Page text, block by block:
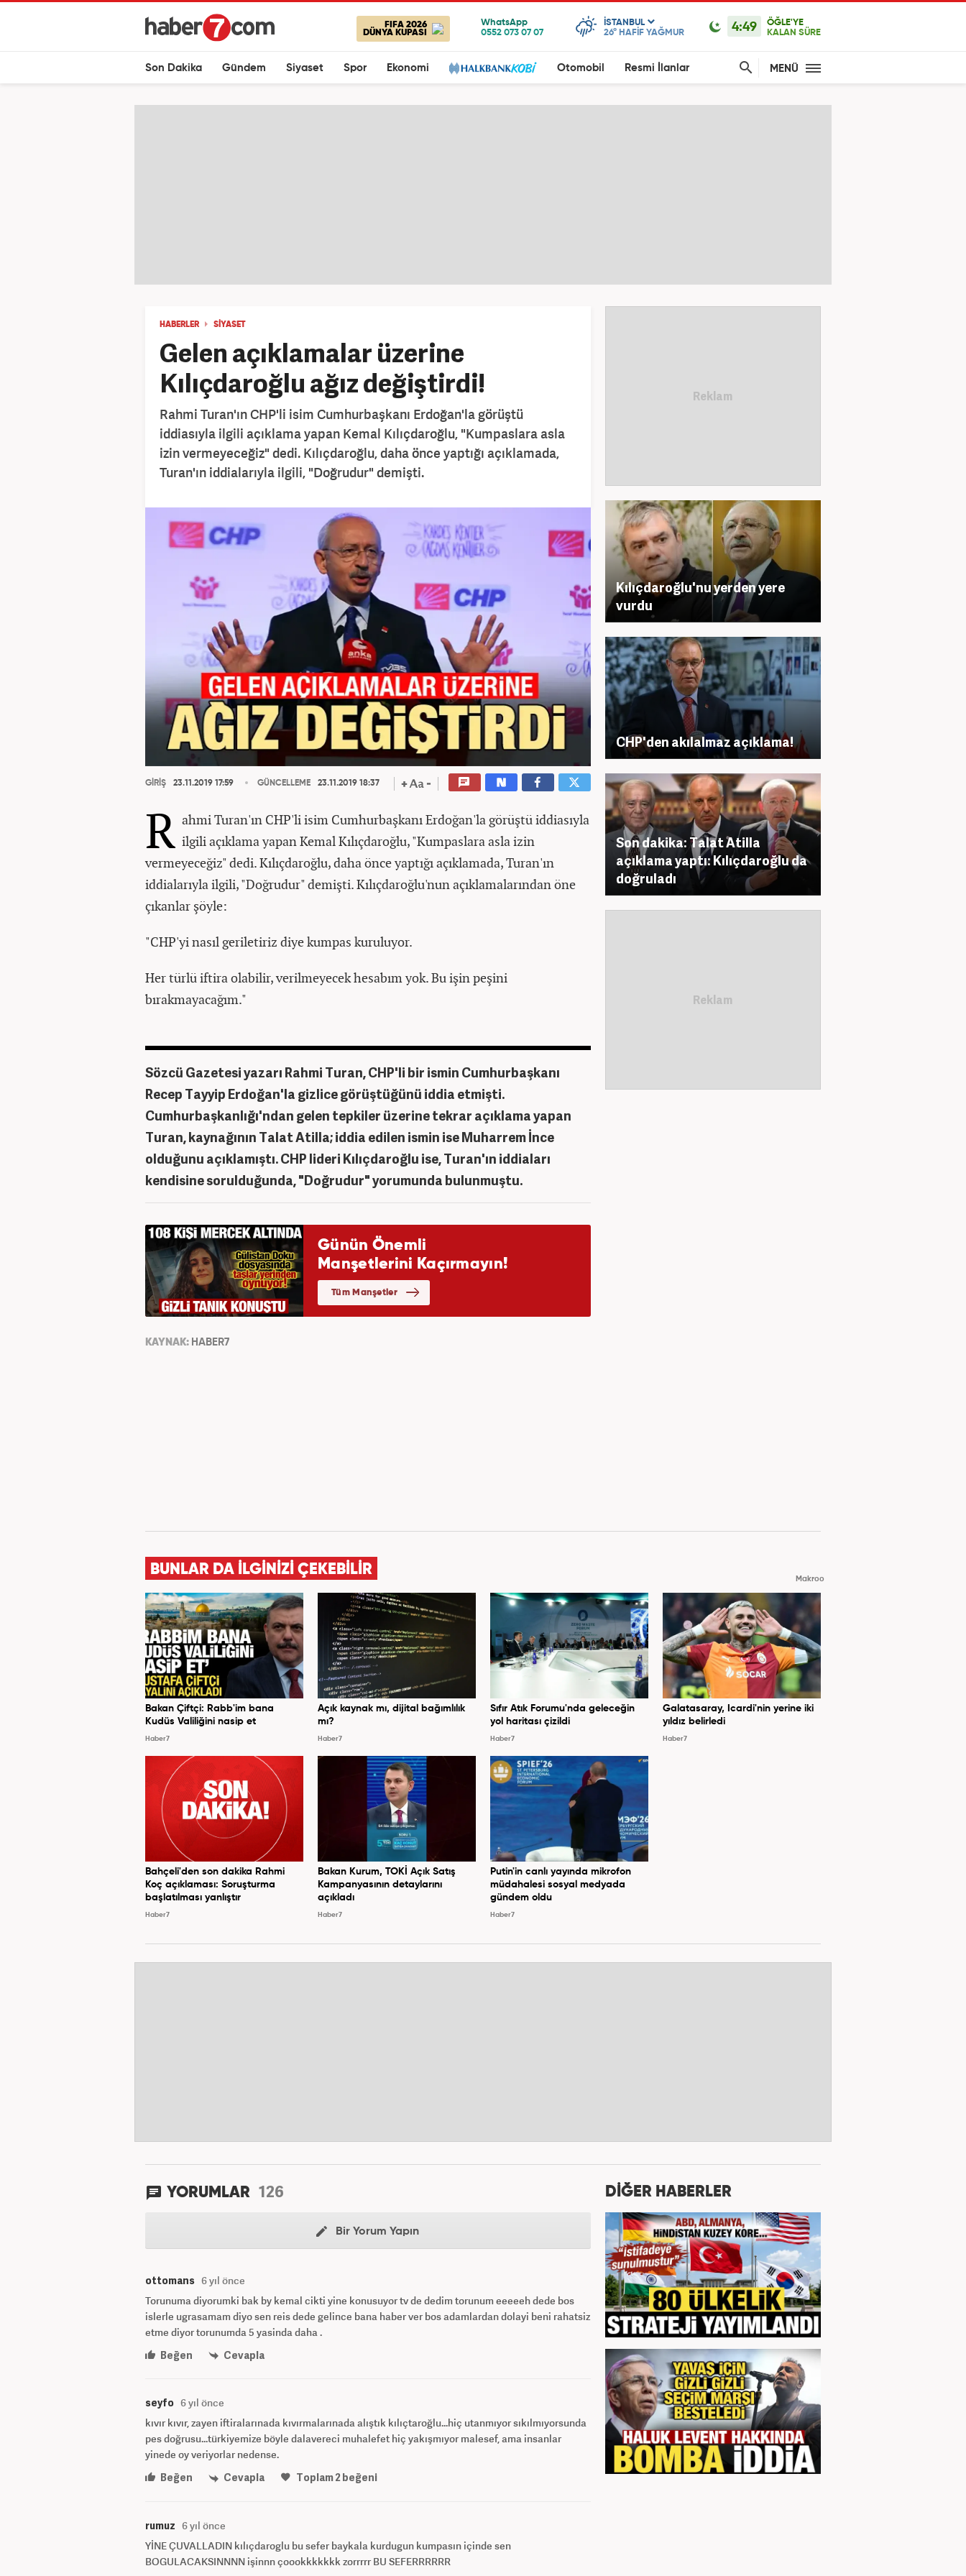
FIFA 2026
DÜNYA KUPASI
ISTANBUL
26° HAFİF YAĞMUR 4:49
ÖĞLE'YE
KALAN SÜRE
Son Dakika Gündem Siyaset Spor Ekonomi Otomobil Resmi İlanlar MENÜ
HABERLER SİYASET
Gelen açıklamalar üzerine
Kılıçdaroğlu ağız değiştirdi!
Rahmi Turan'ın CHP'li isim Cumhurbaşkanı Erdoğan'la görüştü
iddiasıyla ilgili açıklama yapan Kemal Kılıçdaroğlu, "Kumpaslara asla
izin vermeyeceğiz" dedi. Kılıçdaroğlu, daha önce yaptığı açıklamada,
Turan'ın iddialarıyla ilgili, "Doğrudur" demişti.
GİRİŞ 23.11.2019 17:59 GÜNCELLEME 23.11.2019 18:37
R ahmi Turan'ın CHP'li isim Cumhurbaşkanı Erdoğan'la görüştü iddiasıyla
ilgili açıklama yapan Kemal Kılıçdaroğlu, "Kumpaslara asla izin
vermeyeceğiz" dedi. Kılıçdaroğlu, daha önce yaptığı açıklamada, Turan'ın
iddialarıyla ilgili, "Doğrudur" demişti. Kılıçdaroğlu'nun açıklamalarından öne
çıkanlar şöyle:
"CHP'yi nasıl geriletiriz diye kumpas kuruluyor.
Her türlü iftira olabilir, verilmeyecek hesabım yok. Bu işin peşini
bırakmayacağım."
Sözcü Gazetesi yazarı Rahmi Turan, CHP'li bir ismin Cumhurbaşkanı
Recep Tayyip Erdoğan'la gizlice görüştüğünü iddia etmişti.
Cumhurbaşkanlığı'ndan gelen tepkiler üzerine tekrar açıklama yapan
Turan, kaynağının Talat Atilla; iddia edilen ismin ise Muharrem İnce
olduğunu açıklamıştı. CHP lideri Kılıçdaroğlu ise, Turan'ın iddiaları
kendisine sorulduğunda, "Doğrudur" yorumunda bulunmuştu.
KAYNAK: HABER7
Kılıçdaroğlu'nu yerden yere
vurdu
CHP'den akılalmaz açıklama!
Son dakika: Talat Atilla
açıklama yaptı: Kılıçdaroğlu da
doğruladı
BUNLAR DA İLGİNİZİ ÇEKEBİLİR
Makroo
Bakan Çiftçi: Rabb'im bana
Kudüs Valiliğini nasip et
Haber7
Açık kaynak mı, dijital bağımlılık
mı?
Haber7
Sıfır Atık Forumu'nda geleceğin
yol haritası çizildi
Haber7
Galatasaray, Icardi'nin yerine iki
yıldız belirledi
Haber7
Bahçeli'den son dakika Rahmi
Koç açıklaması: Soruşturma
başlatılması yanlıştır
Haber7
Bakan Kurum, TOKİ Açık Satış
Kampanyasının detaylarını
açıkladı
Haber7
Putin'in canlı yayında mikrofon
müdahalesi sosyal medyada
gündem oldu
Haber7
YORUMLAR 126
Bir Yorum Yapın
ottomans 6 yıl önce
Torunuma diyorumki bak by kemal cikti yine konusuyor tv de dedim torunum eeeeeh dede bos
islerle ugrasamam diyo sen reis dede gelince bana haber ver bos adamlardan dolayi beni rahatsiz
etme diyor torunumda 5 yasinda daha .
Beğen
Cevapla
seyfo 6 yıl önce
kıvır kıvır, zayen iftiralarınada kıvırmalarınada alıştık kılıçtaroğlu...hiç utanmıyor sıkılmıyorsunda
pes doğrusu...türkiyemize böyle dalavereci muhalefet hiç yakışmıyor malesef, ama insanlar
yinede oy veriyorlar nedense.
Beğen
Cevapla Toplam2beğeni
rumuz 6 yıl önce
YİNE ÇUVALLADIN kılıçdaroglu bu sefer baykala kurdugun kumpasın içinde sen
BOGULACAKSINNNN işinnn çoookkkkkkk zorrrrr BU SEFERRRRRR
DİĞER HABERLER